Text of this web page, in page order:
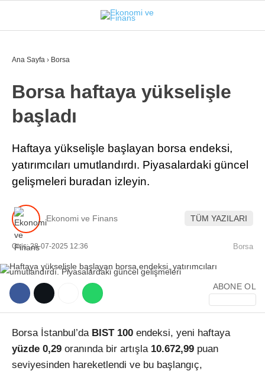
İSTANBUL
GÜNDEM
EKONOMI
FINANS
BORSA
SEKTÖRLER
TEKNOLOJI
OTOMOBIL
Ana Sayfa › Borsa
Borsa haftaya yükselişle
başladı
Haftaya yükselişle başlayan borsa endeksi,
yatırımcıları umutlandırdı. Piyasalardaki güncel
gelişmeleri buradan izleyin.
Ekonomi ve Finans TÜM YAZILARI
Giriş: 28-07-2025 12:36 Borsa
ABONE OL
Borsa İstanbul’da BIST 100 endeksi, yeni haftaya
yüzde 0,29 oranında bir artışla 10.672,99 puan
seviyesinden hareketlendi ve bu başlangıç,